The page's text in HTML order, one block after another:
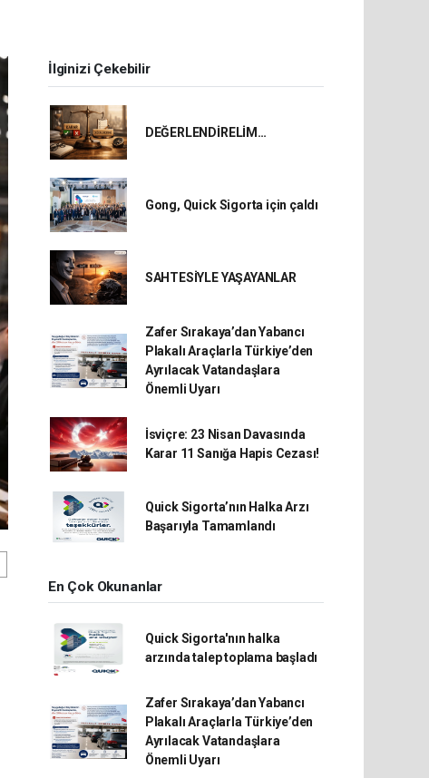
İlginizi Çekebilir
DEĞERLENDİRELİM…
Gong, Quick Sigorta için çaldı
SAHTESİYLE YAŞAYANLAR
Zafer Sırakaya’dan Yabancı
Plakalı Araçlarla Türkiye’den
Ayrılacak Vatandaşlara
Önemli Uyarı
İsviçre: 23 Nisan Davasında
Karar 11 Sanığa Hapis Cezası!
Quick Sigorta’nın Halka Arzı
Başarıyla Tamamlandı
En Çok Okunanlar
Quick Sigorta'nın halka
arzında talep toplama başladı
Zafer Sırakaya’dan Yabancı
Plakalı Araçlarla Türkiye’den
Ayrılacak Vatandaşlara
Önemli Uyarı